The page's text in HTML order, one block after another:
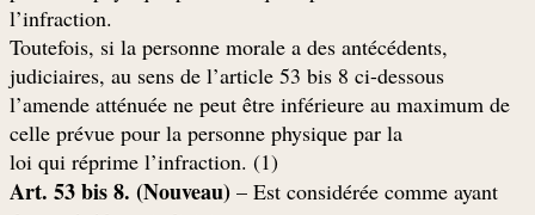
.l’infraction
,Toutefois, si la personne morale a des antécédents
judiciaires, au sens de l’article 53 bis 8 ci-dessous
l’amende atténuée ne peut être inférieure au maximum de
celle prévue pour la personne physique par la
(loi qui réprime l’infraction. (1
Art. 53 bis 8. (Nouveau) – Est considérée comme ayant